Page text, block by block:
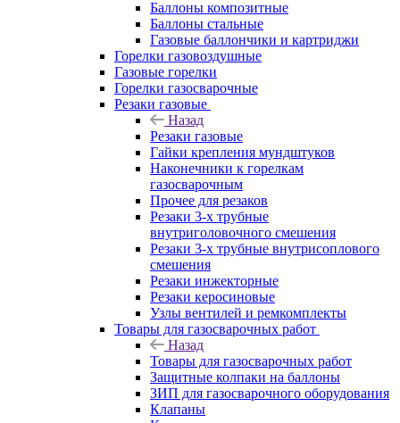
Баллоны композитные
Баллоны стальные
Газовые баллончики и картриджи
Горелки газовоздушные
Газовые горелки
Горелки газосварочные
Резаки газовые
Назад
Резаки газовые
Гайки крепления мундштуков
Наконечники к горелкам
газосварочным
Прочее для резаков
Резаки 3-х трубные
внутриголовочного смешения
Резаки 3-х трубные внутрисоплового
смешения
Резаки инжекторные
Резаки керосиновые
Узлы вентилей и ремкомплекты
Товары для газосварочных работ
Назад
Товары для газосварочных работ
Защитные колпаки на баллоны
ЗИП для газосварочного оборудования
Клапаны